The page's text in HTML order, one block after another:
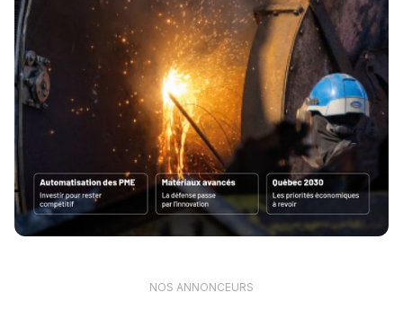
NOS ANNONCEURS